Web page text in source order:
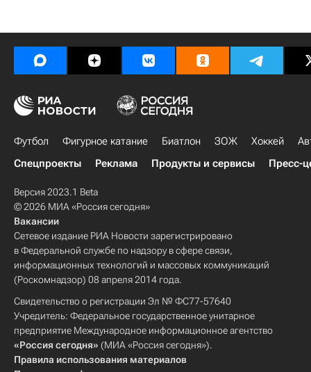
Футбол Фигурное катание Биатлон ЗОЖ Хоккей
Спецпроекты
Реклама Продукты и сервисы Пресс-
Версия 2023.1 Beta
© 2026 МИА «Россия сегодня»
Вакансии
Сетевое издание РИА Новости зарегистрировано
в Федеральной службе по надзору в сфере связи,
информационных технологий и массовых коммуникаций
(Роскомнадзор) 08 апреля 2014 года.
Свидетельство о регистрации Эл № ФС77-57640
Учредитель: Федеральное государственное унитарное
предприятие Международное информационное агентство
«Россия сегодня» (МИА «Россия сегодня»).
Правила использования материалов